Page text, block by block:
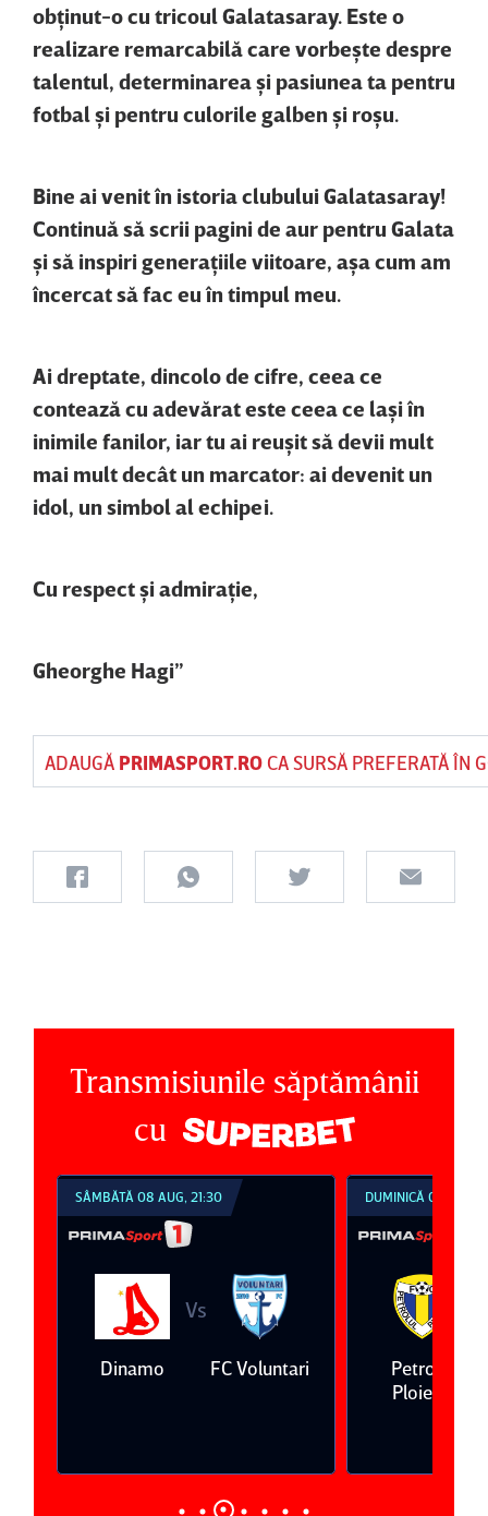
obţinut-o cu tricoul Galatasaray. Este o
realizare remarcabilă care vorbeşte despre
talentul, determinarea şi pasiunea ta pentru
fotbal şi pentru culorile galben şi roşu.
Bine ai venit în istoria clubului Galatasaray!
Continuă să scrii pagini de aur pentru Galata
şi să inspiri generaţiile viitoare, aşa cum am
încercat să fac eu în timpul meu.
Ai dreptate, dincolo de cifre, ceea ce
contează cu adevărat este ceea ce laşi în
inimile fanilor, iar tu ai reuşit să devii mult
mai mult decât un marcator: ai devenit un
idol, un simbol al echipei.
Cu respect şi admiraţie,
Gheorghe Hagi”
ADAUGĂ PRIMASPORT.ROCA SURSĂ PREFERATĂ ÎN
Transmisiunile săptămânii
cu
08 AUG, 21:30
FC Voluntari
DUMINICĂ 09 AUG, 18:30
Petrolul
Oţelul Galaţi